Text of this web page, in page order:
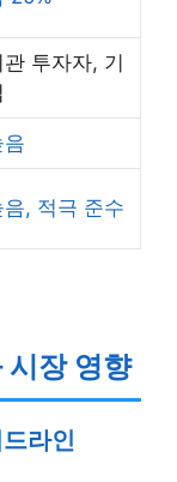
관 투자자, 기
음
음, 적극 준수
장 영향
라인